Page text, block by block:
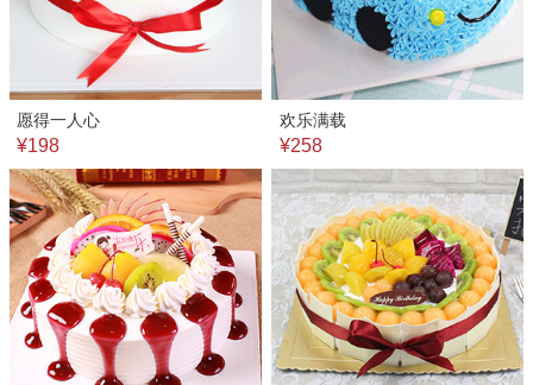
愿得一人心
¥198
欢乐满载
¥258